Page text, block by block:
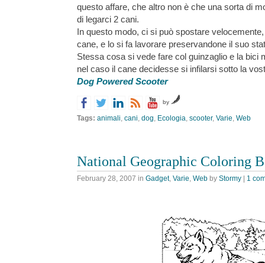
questo affare, che altro non è che una sorta di
di legarci 2 cani.
In questo modo, ci si può spostare
cane, e lo si fa lavorare preservandone il suo
Stessa cosa si vede fare col guinzaglio e la bici
nel caso il cane decidesse si infilarsi sotto la
Dog Powered Scooter
by
Tags: animali, cani, dog, Ecologia, scooter, Varie, Web
National Geographic Coloring
February 28, 2007 in Gadget, Varie, Web by Stormy 1